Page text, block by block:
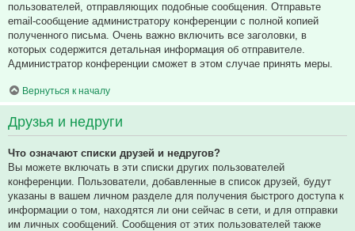
пользователей, отправляющих подобные сообщения. Отправьте
email-сообщение администратору конференции с полной копией
полученного письма. Очень важно включить все заголовки, в
которых содержится детальная информация об отправителе.
Администратор конференции сможет в этом случае принять меры.
Вернуться к началу
Друзья и недруги
Что означают списки друзей и недругов?
Вы можете включать в эти списки других пользователей
конференции. Пользователи, добавленные в список друзей, будут
указаны в вашем личном разделе для получения быстрого доступа к
информации о том, находятся ли они сейчас в сети, и для отправки
им личных сообщений. Сообщения от этих пользователей также